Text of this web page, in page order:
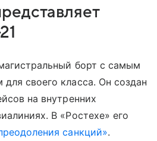
борт с самым
своего класса. Он создан
на внутренних
В «Ростехе» его
санкций».